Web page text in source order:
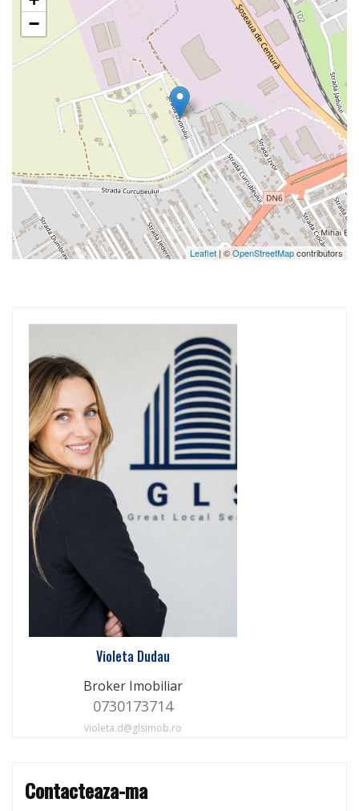
−
Leaflet| ©OpenStreetMapcontributors
Violeta Dudau
Broker Imobiliar
0730173714
violeta.d@glsimob.ro
Contacteaza-ma